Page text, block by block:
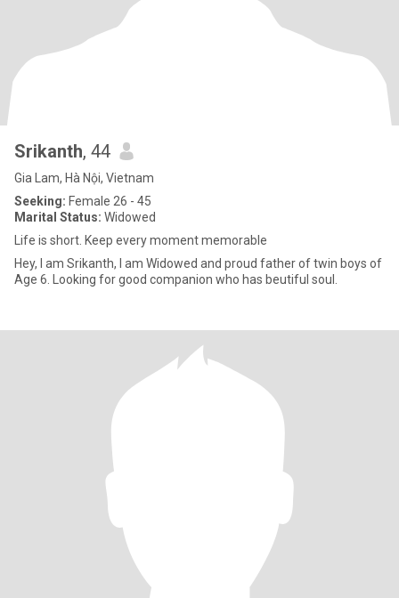
Srikanth, 44
Gia Lam, Hà Nội, Vietnam
Seeking: Female 26 - 45
Marital Status: Widowed
Life is short. Keep every moment memorable
Hey, I am Srikanth, I am Widowed and proud father of twin boys of
Age 6. Looking for good companion who has beutiful soul.